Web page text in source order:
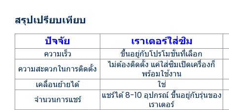
สรุปเปรียบเทียบ
ปัจจัย
เราเตอร์ใส่ซิม
ความเร็ว ขึ้นอยู่กับโปรโมชั่นที่เลือก
ความสะดวกในการติดตั้ง
ไม่ต้องติดตั้ง แค่ใส่ซิมเปิดเครื่องก็
พร้อมใช้งาน
เคลื่อนย้ายได้
ใช่
จำนวนการแชร์
แชร์ได้ 8-10 อุปกรณ์ ขึ้นอยู่กับรุ่นของ
เราเตอร์